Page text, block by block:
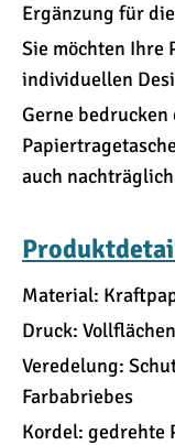
Ergänzung für
Sie möchten Ihre
individuellen
Gerne
auch
Material:
Druck:
Veredelung:
Farbabriebes
Kordel: gedrehte